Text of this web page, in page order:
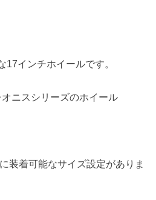
17インチホイールです。
ニスシリーズのホイール
装着可能なサイズ設定がありま